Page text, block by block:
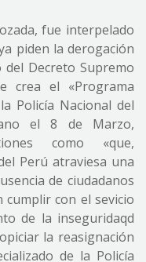
fue interpelado
piden la derogación
Decreto Supremo
crea el «Programa
Policía Nacional del
el 8 de Marzo,
como «que,
Perú atraviesa una
de ciudadanos
cumplir con el sevicio
de la inseguridaqd
la reasignación
de la Policía